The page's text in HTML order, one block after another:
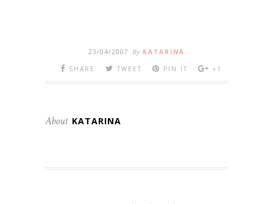
23/04/2007 By KATARINA
SHARE
TWEET PIN IT +1
About KATARINA